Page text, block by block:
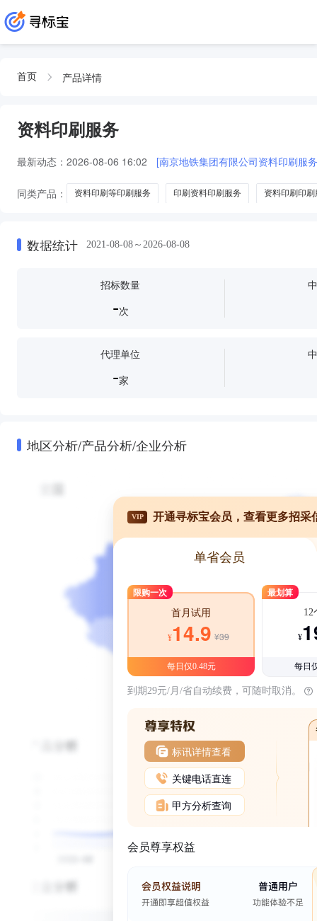
首页 产品详情
资料印刷服务
最新动态： 2026-08-06 16:02 [南京地铁集团有限公司资料印刷服
同类产品： 资料印刷等印刷服务 印刷资料印刷服务 资料印刷印刷
数据统计 2021-08-08～2026-08-08
招标数量
-次
代理单位
-家
地区分析/产品分析/企业分析
VIP 开通寻标宝会员，查看更多招采
单省会员
限购一次
首月试用
¥14.9 ¥39
每日仅0.48元
最划算
12
¥
每日
到期29元/月/省自动续费，可随时取消。
标讯详情查看
关键电话直连
甲方分析查询
会员尊享权益